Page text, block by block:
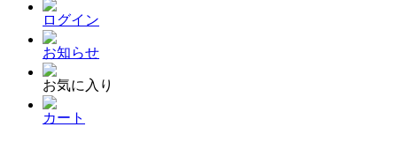
ログイン
お知らせ
お気に入り
カート